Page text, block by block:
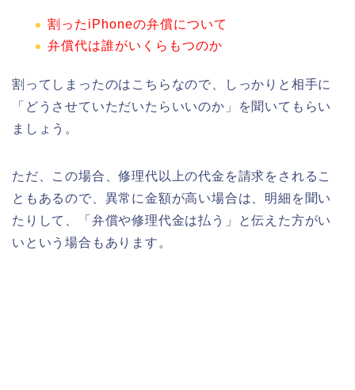
割ったiPhoneの弁償について
弁償代は誰がいくらもつのか
割ってしまったのはこちらなので、しっかりと相手に
「どうさせていただいたらいいのか」を聞いてもらい
ましょう。
ただ、この場合、修理代以上の代金を請求をされるこ
ともあるので、異常に金額が高い場合は、明細を聞い
たりして、「弁償や修理代金は払う」と伝えた方がい
いという場合もあります。